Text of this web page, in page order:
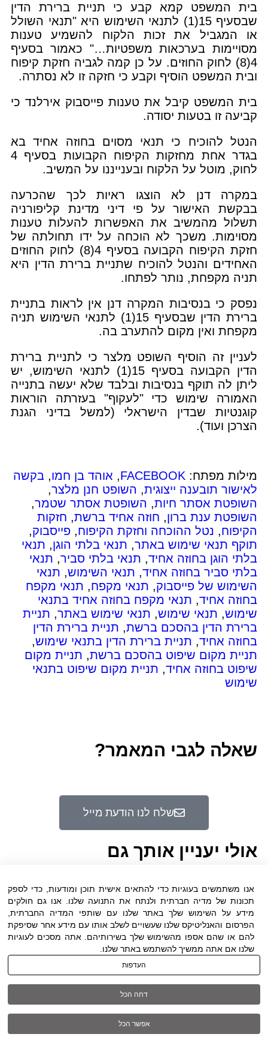
בית המשפט קמא קבע כי תניית ברירת הדין
שבסעיף 15(1) לתנאי השימוש היא "תנאי השולל
או המגביל את זכות הלקוח להשמיע טענות
מסויימות בערכאות משפטיות…" כאמור בסעיף
4(8) לחוק החוזים. על כן קמה לגביה חזקת קיפוח
ובית המשפט הוסיף וקבע כי חזקה זו לא נסתרה.
בית המשפט קיבל את טענות פייסבוק אירלנד כי
קביעה זו בטעות יסודה.
הנטל להוכיח כי תנאי מסוים בחוזה אחיד בא
בגדר אחת מחזקות הקיפוח הקבועות בסעיף 4
לחוק, מוטל על הלקוח ובענייננו על המשיב.
במקרה דנן לא הוצגו ראיות לכך שהכרעה
בבקשת האישור על פי דיני מדינת קליפורניה
תשלול מהמשיב את האפשרות להעלות טענות
מסוימות. משכך לא הוכחה על ידו תחולתה של
חזקת הקיפוח הקבועה בסעיף 4(8) לחוק החוזים
האחידים והנטל להוכיח שתניית ברירת הדין היא
תניה מקפחת, נותר לפתחו.
נפסק כי בנסיבות המקרה דנן אין לראות בתניית
ברירת הדין שבסעיף 15(1) לתנאי השימוש תניה
מקפחת ואין מקום להתערב בה.
לעניין זה הוסיף השופט מלצר כי לתניית ברירת
הדין הקבועה בסעיף 15(1) לתנאי השימוש, יש
ליתן לה תוקף בנסיבות ובלבד שלא יעשה בתנייה
האמורה שימוש כדי "לעקוף" בעזרתה הוראות
קוגנטיות שבדין הישראלי (למשל בדיני הגנת
הצרכן ועוד).
מילות מפתח: FACEBOOK
, אוהד בן חמו, בקשה
לאישור תובענה ייצוגית, השופט חנן מלצר,
השופטת אסתר חיות, השופטת אסתר שטמר,
השופטת ענת ברון, חוזה אחיד ברשת, חזקות
הקיפוח, נטל ההוכחה וחזקת הקיפוח, פייסבוק,
תוקף תנאי שימוש באתר, תנאי בלתי הוגן, תנאי
בלתי הוגן בחוזה אחיד, תנאי בלתי סביר, תנאי
בלתי סביר בחוזה אחיד, תנאי השימוש, תנאי
השימוש של פייסבוק, תנאי מקפח, תנאי מקפח
בחוזה אחיד, תנאי מקפח בחוזה אחיד בתנאי
שימוש, תנאי שימוש, תנאי שימוש באתר, תניית
ברירת הדין בהסכם ברשת, תניית ברירת הדין
בחוזה אחיד, תניית ברירת הדין בתנאי שימוש,
תניית מקום שיפוט בהסכם ברשת, תניית מקום
שיפוט בחוזה אחיד, תניית מקום שיפוט בתנאי
שימוש
שאלה לגבי המאמר?
שלח לנו הודעת מייל
אולי יעניין אותך גם
Skillz נגד Papaya: שימוש בבוטים
ופרסום כוזב הובילו לחיוב של 719 מיליון
דולר
4 באוגוסט 2026
פסק דין שניתן ביום 27 ביולי 2026, על ידי
השופטת Denise Cote בבית המשפט הפדרלי
למחוז הדרומי של ניו יורק: Skillz Platform Inc. v.
אנו משתמשים בעוגיות כדי להתאים אישית תוכן ומודעות, כדי לספק
תכונות של מדיה חברתית ולנתח את התנועה שלנו. אנו גם חולקים
מידע על השימוש שלך באתר שלנו עם שותפי המדיה החברתית,
הפרסום והאנליטיקס שלנו שעשויים לשלב אותו עם מידע אחר שסיפקת
להם או שהם אספו מהשימוש שלך בשירותיהם. אתה מסכים לעוגיות
שלנו אם אתה ממשיך להשתמש באתר שלנו.
העדפות
דחה הכל
אפשר הכל